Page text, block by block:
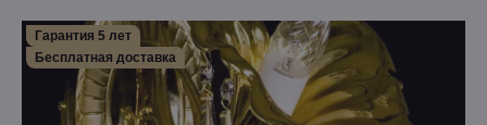
Гарантия 5 лет
Бесплатная доставка